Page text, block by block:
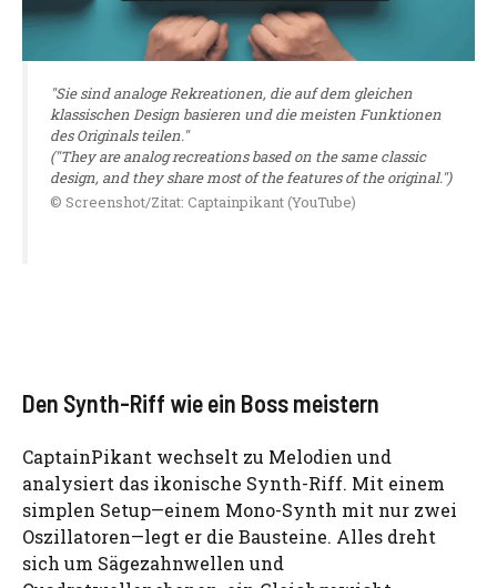
"Sie sind analoge Rekreationen, die auf dem gleichen
klassischen Design basieren und die meisten Funktionen
des Originals teilen."
("They are analog recreations based on the same classic
design, and they share most of the features of the original.")
© Screenshot/Zitat: Captainpikant (YouTube)
Den Synth-Riff wie ein Boss meistern
CaptainPikant wechselt zu Melodien und
analysiert das ikonische Synth-Riff. Mit einem
simplen Setup—einem Mono-Synth mit nur zwei
Oszillatoren—legt er die Bausteine. Alles dreht
sich um Sägezahnwellen und